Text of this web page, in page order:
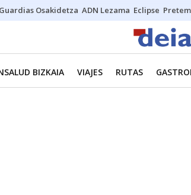
Guardias Osakidetza ADN Lezama Eclipse
BIZKAIA VIAJES RUTAS